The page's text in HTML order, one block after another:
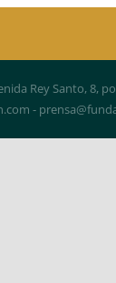
Rey Santo, 8,
-